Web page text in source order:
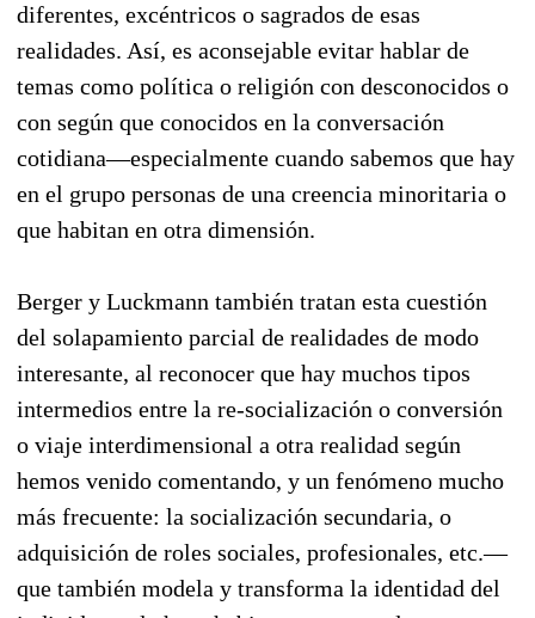
diferentes, excéntricos o sagrados de esas
realidades. Así, es aconsejable evitar hablar de
temas como política o religión con desconocidos o
con según que conocidos en la conversación
cotidiana—especialmente cuando sabemos que hay
en el grupo personas de una creencia minoritaria o
que habitan en otra dimensión.
Berger y Luckmann también tratan esta cuestión
del solapamiento parcial de realidades de modo
interesante, al reconocer que hay muchos tipos
intermedios entre la re-socialización o conversión
o viaje interdimensional a otra realidad según
hemos venido comentando, y un fenómeno mucho
más frecuente: la socialización secundaria, o
adquisición de roles sociales, profesionales, etc.—
que también modela y transforma la identidad del